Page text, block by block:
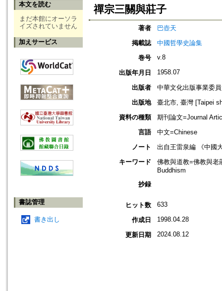
本文を読む
まだ本館にオーソラ
イズされていません
加えサービス
書誌管理
書き出し
禪宗三關與莊子
著者
巴壺天
掲載誌
中國哲學史論集
巻号
v.8
出版年月日 1958.07
出版者
中華文化出版事業委
出版地
臺北市, 臺灣 [Taipei
資料の種類
期刊論文=Journal
言語
中文=Chinese
ノート
出自王雷泉編 《中國
キーワード
佛教與道教=佛教與老
Buddhism
抄録
ヒット数 633
作成日 1998.04.28
更新日期 2024.08.12